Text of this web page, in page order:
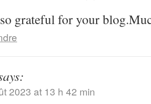
grateful for your
2023 at 13 h 42 min